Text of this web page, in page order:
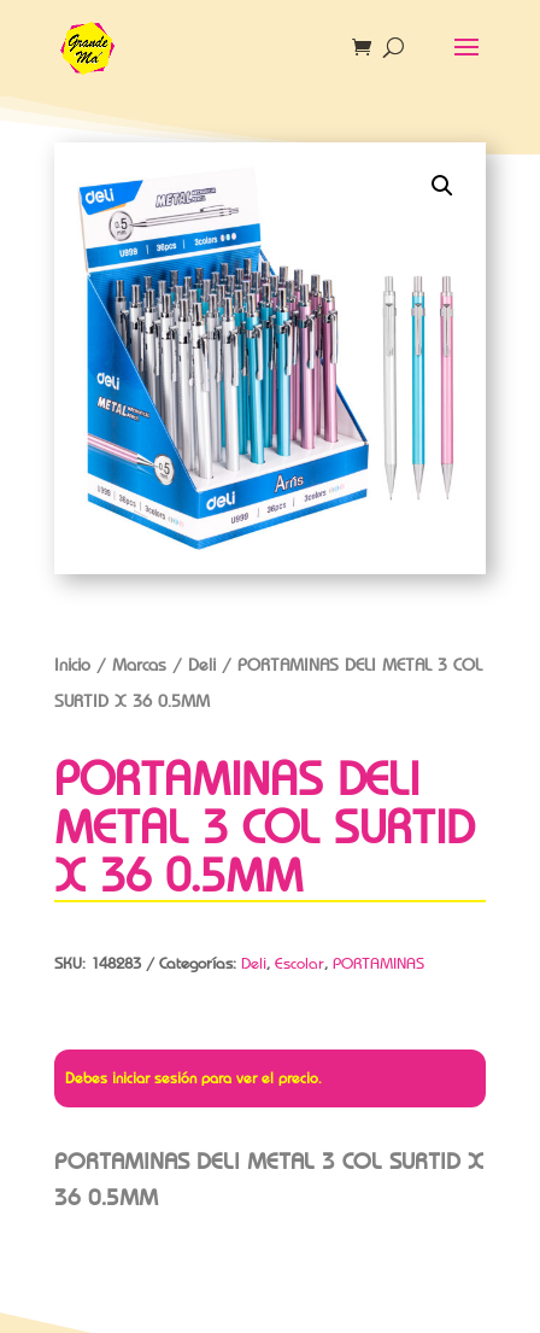
Inicio/ Marcas/ Deli/ PORTAMINAS DELI METAL 3 COL
SURTID X 36 0.5MM
PORTAMINAS DELI
METAL 3 COL SURTID
X 36 0.5MM
SKU: 148283 Categorías: Deli, Escolar, PORTAMINAS
Debes iniciar sesión para ver el precio.
PORTAMINAS DELI METAL 3 COL SURTID X
36 0.5MM